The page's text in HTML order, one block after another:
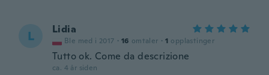
L Lidia
Ble med i 2017 · 16 omtaler · 1 opplastinger
Tutto ok. Come da descrizione
ca. 4 år siden